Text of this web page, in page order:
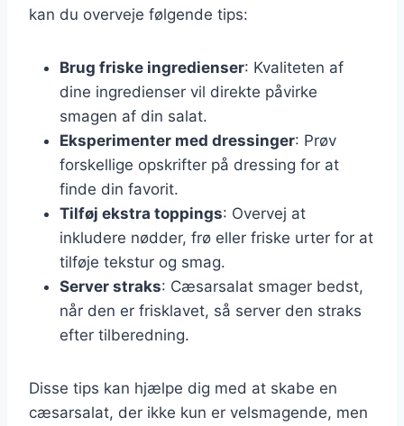
kan du overveje følgende tips:
Brug friske ingredienser: Kvaliteten af
dine ingredienser vil direkte påvirke
smagen af din salat.
Eksperimenter med dressinger: Prøv
forskellige opskrifter på dressing for at
finde din favorit.
Tilføj ekstra toppings: Overvej at
inkludere nødder, frø eller friske urter for at
tilføje tekstur og smag.
Server straks: Cæsarsalat smager bedst,
når den er frisklavet, så server den straks
efter tilberedning.
Disse tips kan hjælpe dig med at skabe en
cæsarsalat, der ikke kun er velsmagende, men